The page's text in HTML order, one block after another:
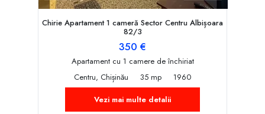
Chirie Apartament 1 cameră Sector Centru Albișoara
82/3
350 €
Apartament cu 1 camere de închiriat
Centru, Chișinău
35 mp
1960
Vezi mai multe detalii